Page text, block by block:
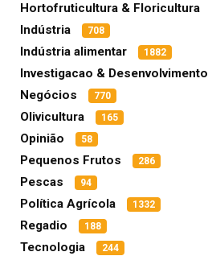
Hortofruticultura & Floricultura
Indústria 708
Indústria alimentar 1882
Investigacao & Desenvolvimento
Negócios 770
Olivicultura 165
Opinião 58
Pequenos Frutos 286
Pescas 94
Política Agrícola 1332
Regadio 188
Tecnologia 244